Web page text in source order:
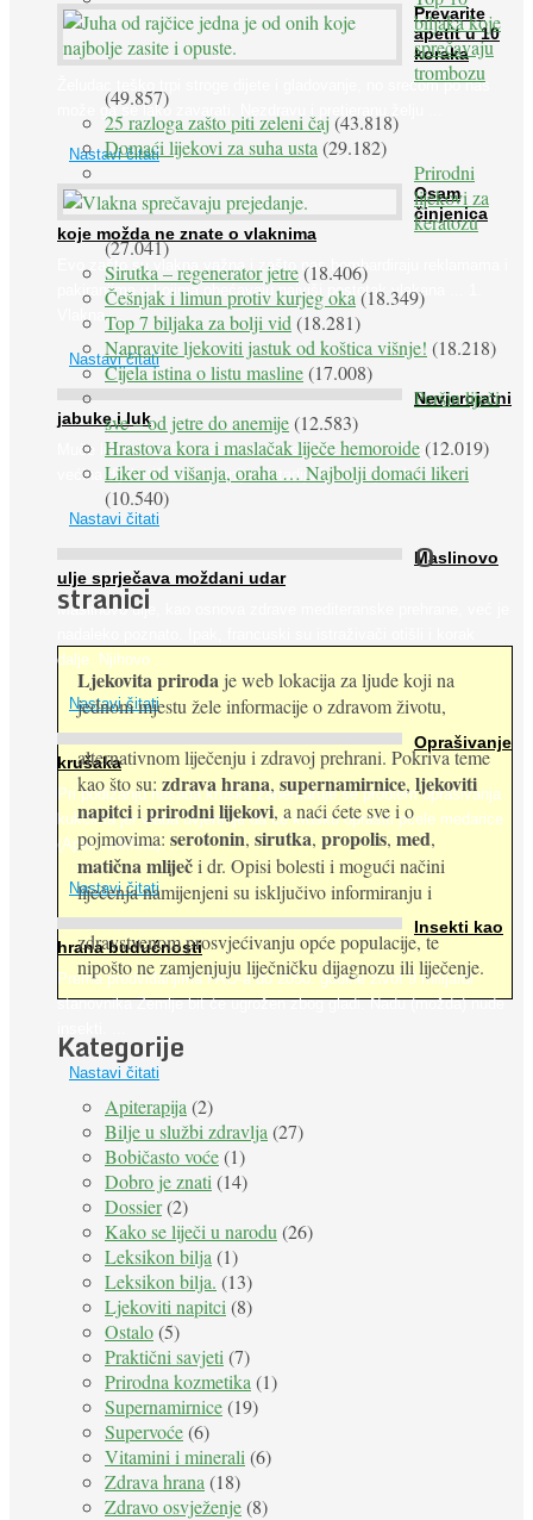
Prevarite
apetit u 10
koraka
Želudac teško trpi stroge dijete i gladovanje, no srećom po nas
može ga se lako zavarati. Nezdravu i pretjeranu želju ...
Nastavi čitati
Osam
činjenica
koje možda ne znate o vlaknima
Evo zašto su vlakna važna i zašto nas bombardiraju reklamama i
pakiranjima u kojima obećavaju najviši postotak vlakana ... 1.
Vlakna ...
Nastavi čitati
Nevjerojatni
jabuke i luk
Muče li vas tegobe vezane uz srce, oči i živce, od kojih pati
većina dijabetičara u kasnijem stadiju bolesti, jabuke ...
Nastavi čitati
Maslinovo
ulje sprječava moždani udar
Maslinovo ulje, kao osnova zdrave mediteranske prehrane, već je
dalje. Njihovo ...
Nastavi čitati
Oprašivanje
krušaka
Pri podizanju nasada kruške zanemaruje se problem oprašivanja
kukcima jer vlada uvjerenje da će krušku oprašiti pčele medarice
(Apis mellifera). ...
Nastavi čitati
Insekti kao
hrana budućnosti
Prema predviđanjima FAO-a do 2050. godine život 9 milijardi
stanovnika Zemlje bit će ugrožen zbog gladi. Nadu (možda) nude
Nastavi čitati
biljaka koje
sprečavaju
trombozu
(49.857)
25 razloga zašto piti zeleni čaj(43.818)
Domaći lijekovi za suha usta(29.182)
Prirodni
lijekovi za
keratozu
(27.041)
Sirutka – regenerator jetre(18.406)
Češnjak i limun protiv kurjeg oka(18.349)
Top 7 biljaka za bolji vid(18.281)
Napravite ljekoviti jastuk od koštica višnje! (18.218)
Cijela istina o listu masline(17.008)
Peršin liječi
sve – od jetre do anemije(12.583)
Hrastova kora i maslačak liječe hemoroide(12.019)
Liker od višanja, oraha … Najbolji domaći likeri
(10.540)
O
stranici
Ljekovita priroda je web lokacija za ljude koji na
jednom mjestu žele informacije o zdravom životu,
alternativnom liječenju i zdravoj prehrani. Pokriva teme
kao što su: zdrava hrana, supernamirnice, ljekoviti
napitciiprirodni lijekovi, a naći ćete sve i o
pojmovima: serotonin, sirutka, propolis, med,
matična mliječi dr. Opisi bolesti i mogući načini
liječenja namijenjeni su isključivo informiranju i
zdravstvenom prosvjećivanju opće populacije, te
nipošto ne zamjenjuju liječničku dijagnozu ili liječenje.
Kategorije
Apiterapija (2)
Bilje u službi zdravlja (27)
Bobičasto voće(1)
Dobro je znati (14)
Dossier(2)
Kako se liječi u narodu (26)
Leksikon bilja (1)
Leksikon bilja. (13)
Ljekoviti napitci (8)
Ostalo(5)
Praktični savjeti (7)
Prirodna kozmetika (1)
Supernamirnice(19)
Supervoće(6)
Vitamini i minerali (6)
Zdrava hrana (18)
Zdravo osvježenje(8)